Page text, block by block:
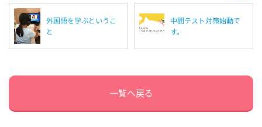
外国語を学ぶというこ
と
中間テスト対策始動で
す。
一覧へ戻る